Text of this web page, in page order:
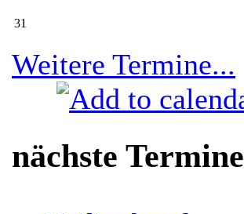
31
Weitere Termine...
nächste Termine